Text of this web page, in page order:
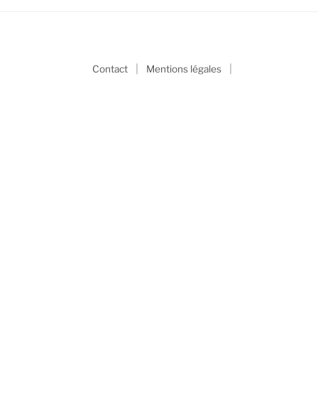
Contact Mentions légales